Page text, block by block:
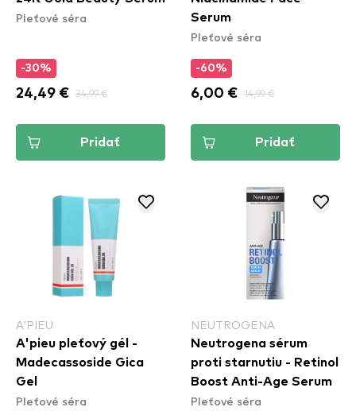
Pleťové séra
-30%
24,49 € 34,99 €
Pridať
Serum
Pleťové séra
-60%
6,00 € 14,99 €
Pridať
A'PIEU
A'pieu pleťový gél -
Madecassoside Gica
Gel
Pleťové séra
NEUTROGENA
Neutrogena sérum
proti starnutiu - Retinol
Boost Anti-Age Serum
Pleťové séra